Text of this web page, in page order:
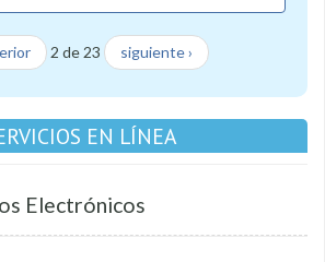
2 de 23 siguiente ›
EN LÍNEA
Electrónicos